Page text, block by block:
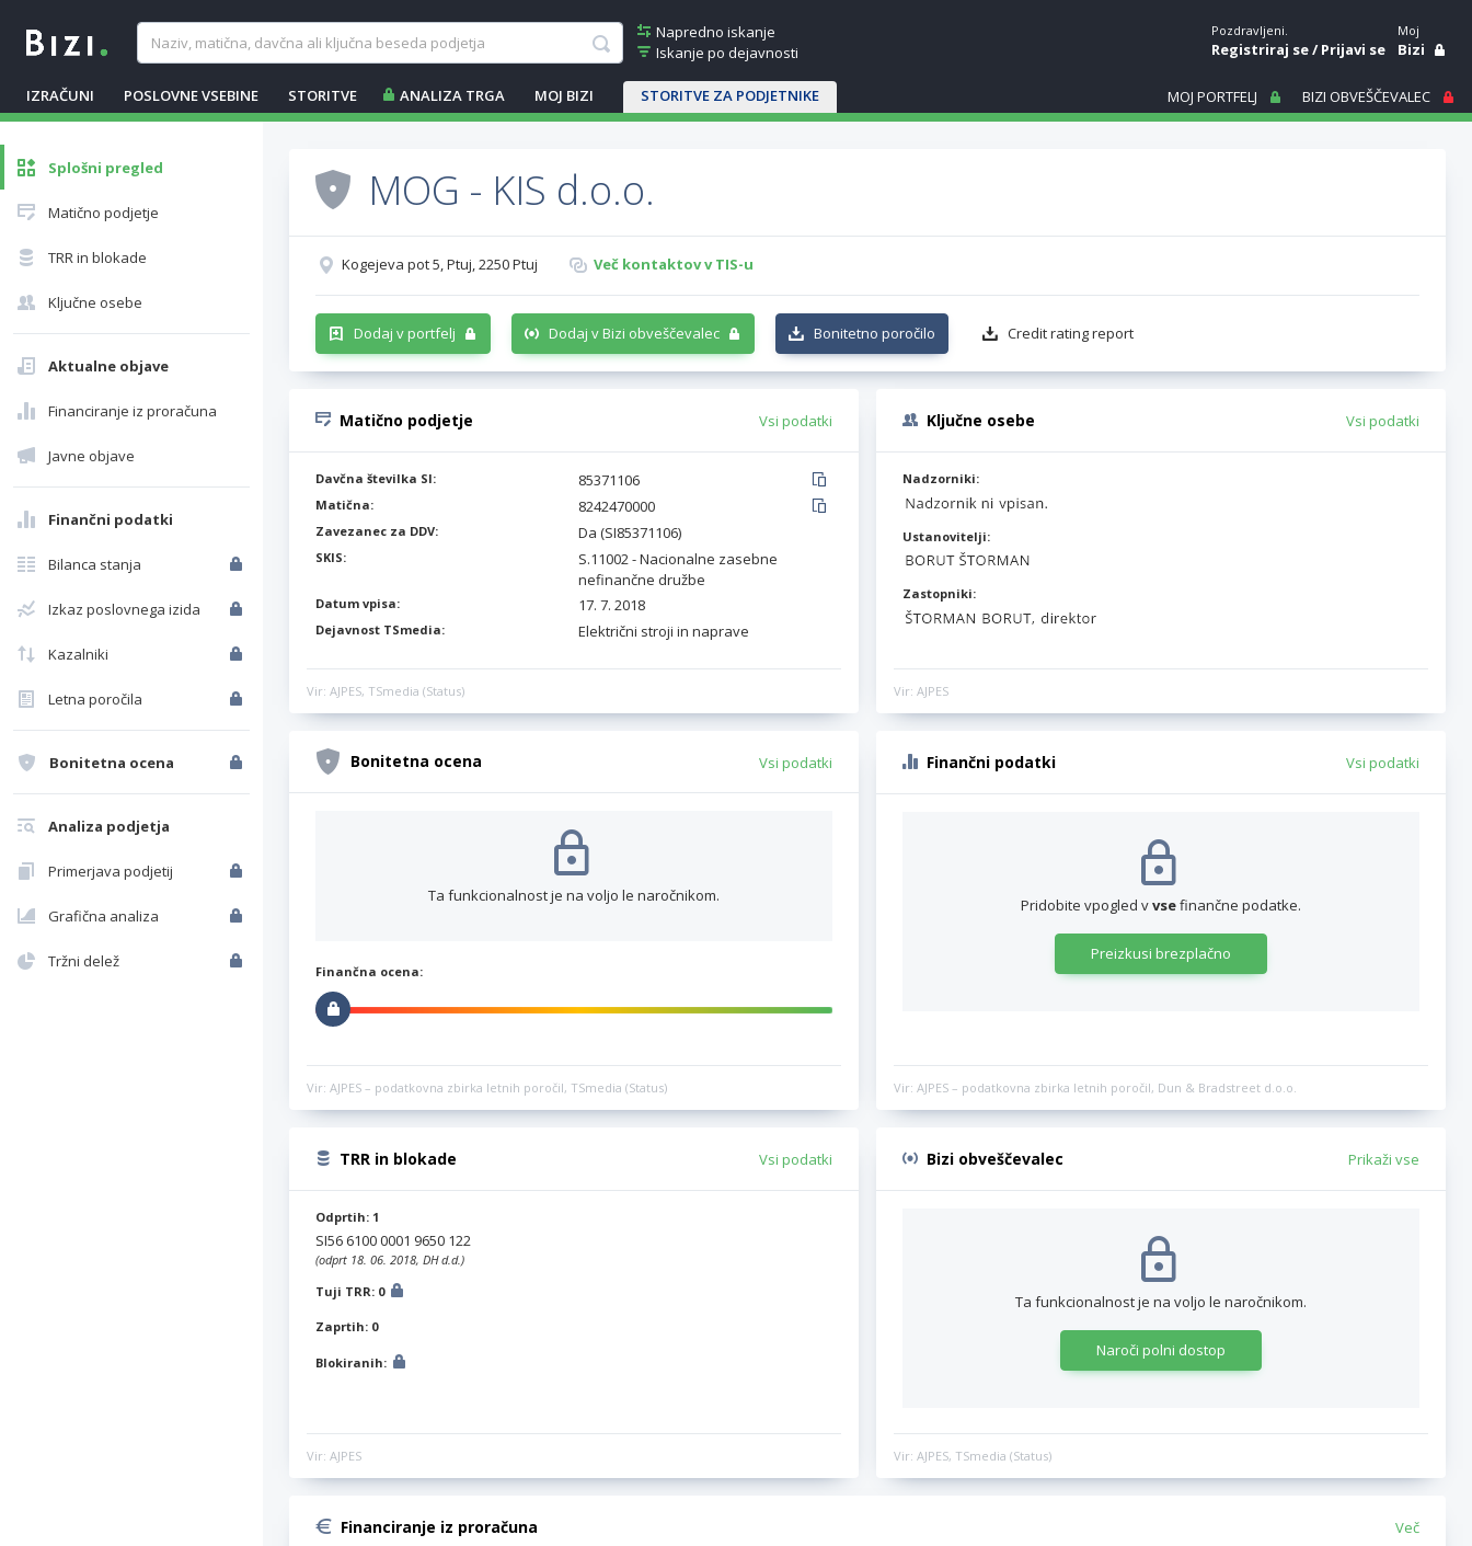
Napredno iskanje
Iskanje po dejavnosti
IZRAČUNI POSLOVNE VSEBINE STORITVE ANALIZA TRGA MOJ BIZI STORITVE ZA PODJETNIKE
Pozdravljeni.
Registriraj se/Prijavi se
Moj
Bizi
MOJ PORTFELJ BIZI OBVEŠČEVALEC
Splošni pregled
Matično podjetje
TRR in blokade
Ključne osebe
Aktualne objave
Financiranje iz proračuna
Javne objave
Finančni podatki
Bilanca stanja
Izkaz poslovnega izida
Kazalniki
Letna poročila
Bonitetna ocena
Analiza podjetja
Primerjava podjetij
Grafična analiza
Tržni delež
MOG - KIS d.o.o.
Kogejeva pot 5, Ptuj, 2250 Ptuj Več kontaktov v TIS-u
Dodaj v portfelj Dodaj v Bizi obveščevalec Bonitetno poročilo Credit rating report
Matično podjetje Vsi podatki
Davčna številka SI: 85371106
Matična: 8242470000
Zavezanec za DDV: Da (SI85371106)
SKIS:
S.11002 - Nacionalne zasebne
nefinančne družbe
Datum vpisa: 17. 7. 2018
Dejavnost TSmedia: Električni stroji in naprave
Vir: AJPES, TSmedia (Status)
Ključne osebe Vsi podatki
Nadzorniki:
Ustanovitelji:
Zastopniki:
Vir: AJPES
Bonitetna ocena Vsi podatki
Ta funkcionalnost je na voljo le naročnikom.
Finančna ocena:
Vir: AJPES – podatkovna zbirka letnih poročil, TSmedia (Status)
Finančni podatki Vsi podatki
Pridobite vpogled vvsefinančne podatke.
Preizkusi brezplačno
Vir: AJPES – podatkovna zbirka letnih poročil, Dun & Bradstreet d.o.o.
TRR in blokade Vsi podatki
Odprtih: 1
SI56 6100 0001 9650 122
(odprt 18. 06. 2018, DH d.d.)
Tuji TRR: 0
Zaprtih: 0
Blokiranih:
Vir: AJPES
Bizi obveščevalec Prikaži vse
Ta funkcionalnost je na voljo le naročnikom.
Naroči polni dostop
Vir: AJPES, TSmedia (Status)
Financiranje iz proračuna Več